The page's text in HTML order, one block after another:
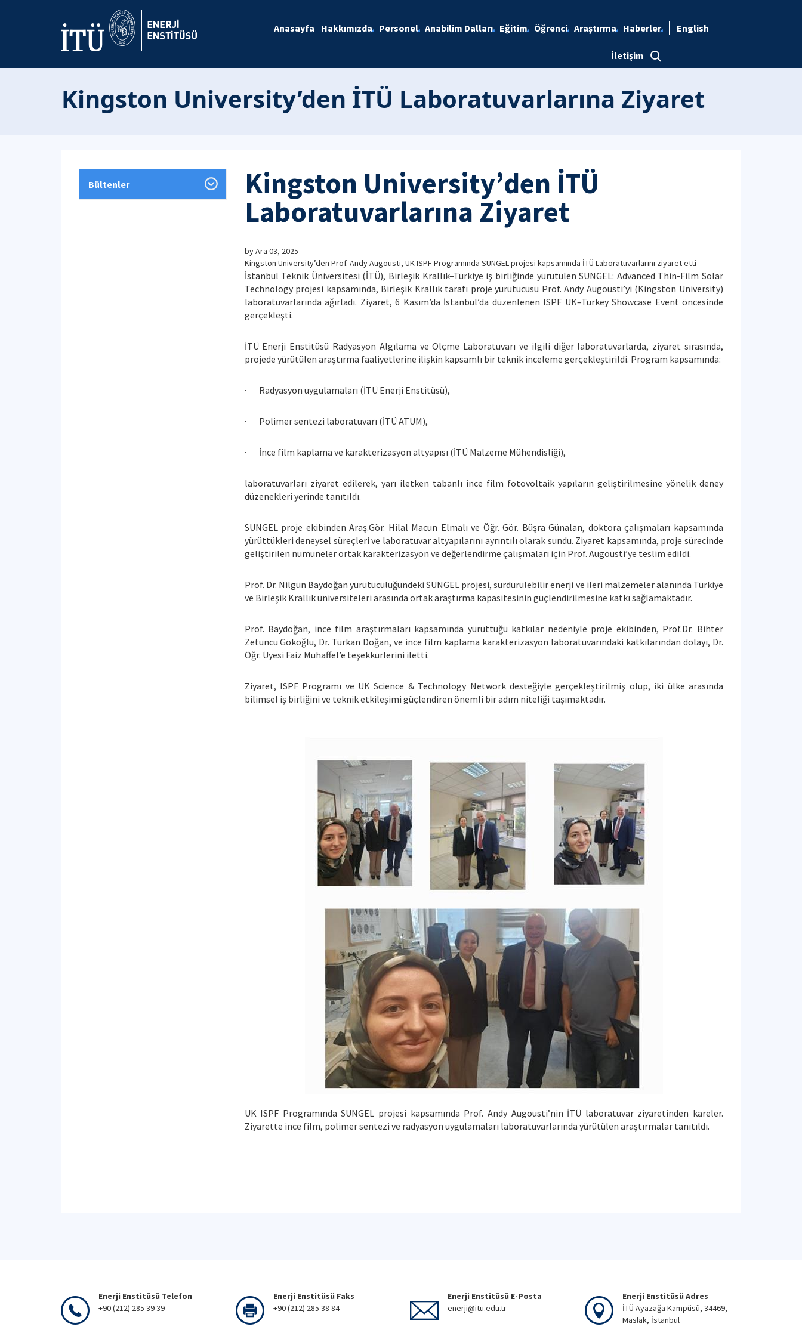
Anasayfa Hakkımızda Personel Anabilim Dalları Eğitim Öğrenci Araştırma Haberler
İletişim
English
Kingston University’den İTÜ Laboratuvarlarına Ziyaret
Bültenler
Kingston University’den İTÜ
Laboratuvarlarına Ziyaret
byAra 03, 2025
Kingston University’den Prof. Andy Augousti, UK ISPF Programında SUNGEL projesi kapsamında İTÜ Laboratuvarlarını ziyaret etti
İstanbul Teknik Üniversitesi (İTÜ), Birleşik Krallık–Türkiye iş birliğinde yürütülen SUNGEL: Advanced Thin-Film Solar
Technology projesi kapsamında, Birleşik Krallık tarafı proje yürütücüsü Prof. Andy Augousti’yi (Kingston University)
laboratuvarlarında ağırladı. Ziyaret, 6 Kasım’da İstanbul’da düzenlenen ISPF UK–Turkey Showcase Event öncesinde
gerçekleşti.
İTÜ Enerji Enstitüsü Radyasyon Algılama ve Ölçme Laboratuvarı ve ilgili diğer laboratuvarlarda, ziyaret sırasında,
projede yürütülen araştırma faaliyetlerine ilişkin kapsamlı bir teknik inceleme gerçekleştirildi. Program kapsamında:
· Radyasyon uygulamaları (İTÜ Enerji Enstitüsü),
· Polimer sentezi laboratuvarı (İTÜ ATUM),
· İnce film kaplama ve karakterizasyon altyapısı (İTÜ Malzeme Mühendisliği),
laboratuvarları ziyaret edilerek, yarı iletken tabanlı ince film fotovoltaik yapıların geliştirilmesine yönelik deney
düzenekleri yerinde tanıtıldı.
SUNGEL proje ekibinden Araş.Gör. Hilal Macun Elmalı ve Öğr. Gör. Büşra Günalan, doktora çalışmaları kapsamında
yürüttükleri deneysel süreçleri ve laboratuvar altyapılarını ayrıntılı olarak sundu. Ziyaret kapsamında, proje sürecinde
geliştirilen numuneler ortak karakterizasyon ve değerlendirme çalışmaları için Prof. Augousti’ye teslim edildi.
Prof. Dr. Nilgün Baydoğan yürütücülüğündeki SUNGEL projesi, sürdürülebilir enerji ve ileri malzemeler alanında Türkiye
ve Birleşik Krallık üniversiteleri arasında ortak araştırma kapasitesinin güçlendirilmesine katkı sağlamaktadır.
Prof. Baydoğan, ince film araştırmaları kapsamında yürüttüğü katkılar nedeniyle proje ekibinden, Prof.Dr. Bihter
Zetuncu Gökoğlu, Dr. Türkan Doğan, ve ince film kaplama karakterizasyon laboratuvarındaki katkılarından dolayı, Dr.
Öğr. Üyesi Faiz Muhaffel’e teşekkürlerini iletti.
Ziyaret, ISPF Programı ve UK Science & Technology Network desteğiyle gerçekleştirilmiş olup, iki ülke arasında
bilimsel iş birliğini ve teknik etkileşimi güçlendiren önemli bir adım niteliği taşımaktadır.
UK ISPF Programında SUNGEL projesi kapsamında Prof. Andy Augousti’nin İTÜ laboratuvar ziyaretinden kareler.
Ziyarette ince film, polimer sentezi ve radyasyon uygulamaları laboratuvarlarında yürütülen araştırmalar tanıtıldı.
Enerji Enstitüsü Telefon
+90 (212) 285 39 39
Enerji Enstitüsü Faks
+90 (212) 285 38 84
Enerji Enstitüsü E-Posta
enerji@itu.edu.tr
Enerji Enstitüsü Adres
İTÜ Ayazağa Kampüsü, 34469,
Maslak, İstanbul